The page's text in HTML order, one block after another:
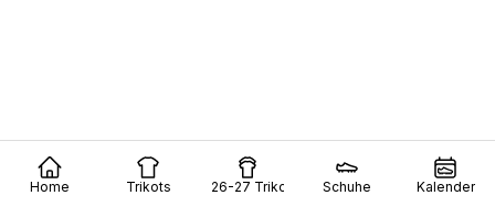
Home Trikots 26-27 Trikots Schuhe Kalender